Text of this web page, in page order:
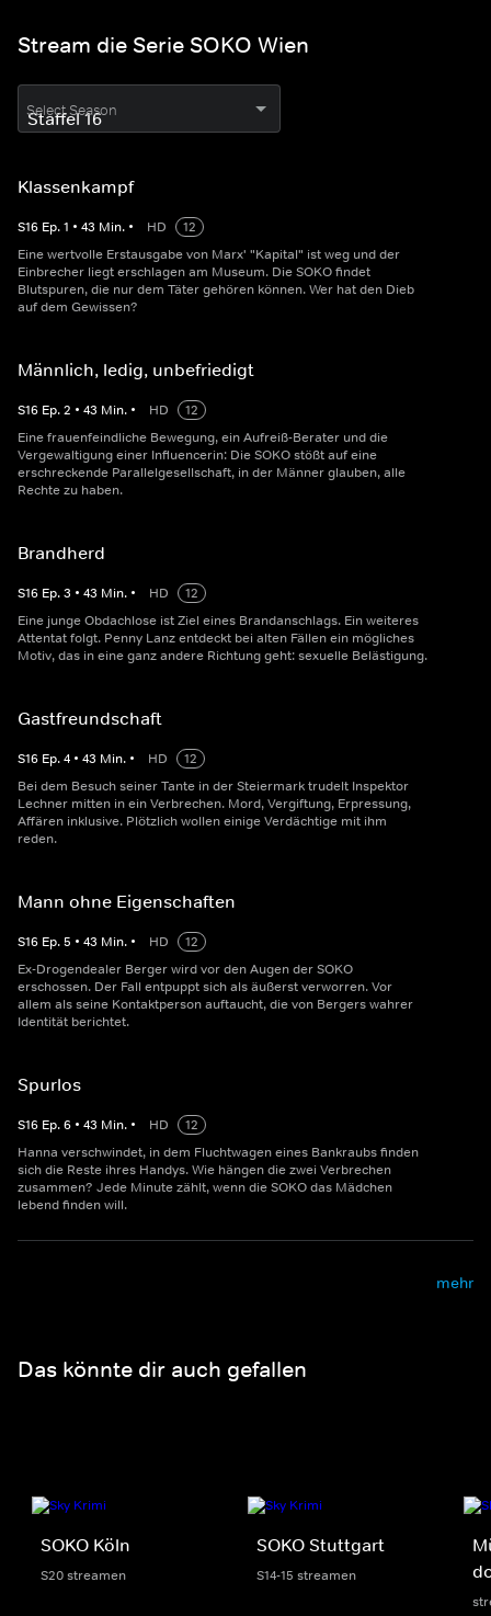
Stream die Serie SOKO Wien
Select Season
Klassenkampf
S16 Ep.1 • 43 Min. • HD
12
Eine wertvolle Erstausgabe von Marx' "Kapital" ist weg und der
Einbrecher liegt erschlagen am Museum. Die SOKO findet
Blutspuren, die nur dem Täter gehören können. Wer hat den Dieb
auf dem Gewissen?
Männlich, ledig, unbefriedigt
S16 Ep.2 • 43 Min. • HD
12
Eine frauenfeindliche Bewegung, ein Aufreiß-Berater und die
Vergewaltigung einer Influencerin: Die SOKO stößt auf eine
erschreckende Parallelgesellschaft, in der Männer glauben, alle
Rechte zu haben.
Brandherd
S16 Ep.3 • 43 Min. • HD
12
Eine junge Obdachlose ist Ziel eines Brandanschlags. Ein weiteres
Attentat folgt. Penny Lanz entdeckt bei alten Fällen ein mögliches
Motiv, das in eine ganz andere Richtung geht: sexuelle Belästigung.
Gastfreundschaft
S16 Ep.4 • 43 Min. • HD
12
Bei dem Besuch seiner Tante in der Steiermark trudelt Inspektor
Lechner mitten in ein Verbrechen. Mord, Vergiftung, Erpressung,
Affären inklusive. Plötzlich wollen einige Verdächtige mit ihm
reden.
Mann ohne Eigenschaften
S16 Ep.5 • 43 Min. • HD
12
Ex-Drogendealer Berger wird vor den Augen der SOKO
erschossen. Der Fall entpuppt sich als äußerst verworren. Vor
allem als seine Kontaktperson auftaucht, die von Bergers wahrer
Identität berichtet.
Spurlos
S16 Ep.6 • 43 Min. • HD
12
Hanna verschwindet, in dem Fluchtwagen eines Bankraubs finden
sich die Reste ihres Handys. Wie hängen die zwei Verbrechen
zusammen? Jede Minute zählt, wenn die SOKO das Mädchen
lebend finden will.
mehr
Das könnte dir auch gefallen
SOKO Köln
S20 streamen
SOKO Stuttgart
S14-15 streamen